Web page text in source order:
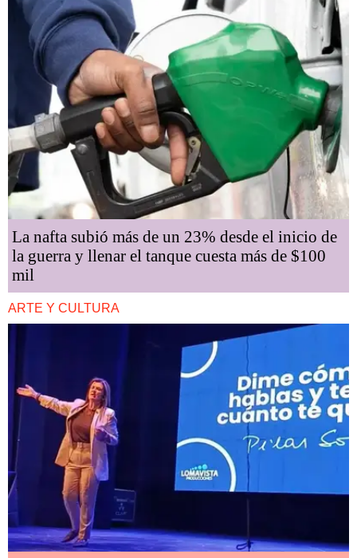
La nafta subió más de un 23% desde el inicio de
la guerra y llenar el tanque cuesta más de $100
mil
ARTE Y CULTURA